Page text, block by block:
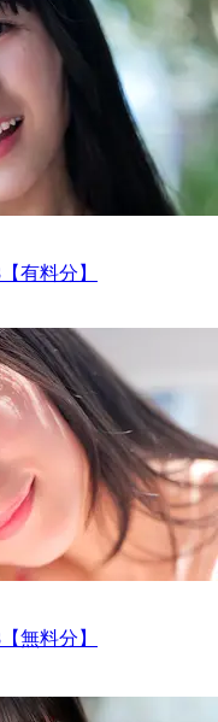
有料分】
無料分】